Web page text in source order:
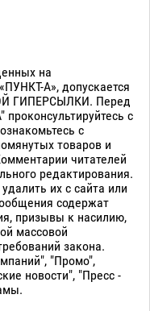
на
А», допускается
ГИПЕРСЫЛКИ. Перед
с
с
товаров и
читателей
редактирования.
их с сайта или
содержат
призывы к насилию,
массовой
закона.
"Промо",
новости", "Пресс -